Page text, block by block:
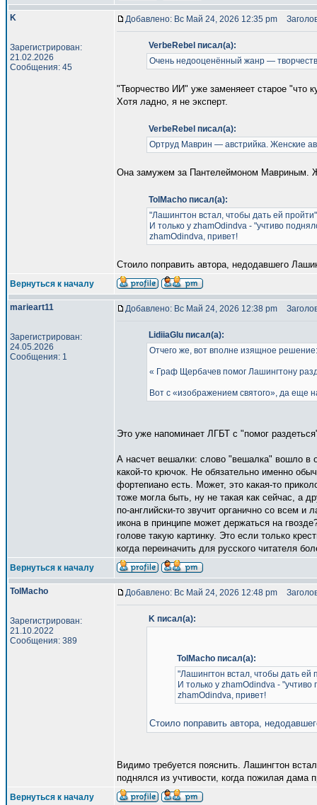
K
Зарегистрирован:
21.02.2026
Сообщения: 45
Добавлено: Вс Май 24, 2026 12:35 pm
VerbeRebel писал(а):
Очень недооценённый жанр —
"Творчество ИИ" уже заменяеет старое "что
Хотя ладно, я не эксперт.
VerbeRebel писал(а):
Ортруд Маврин — австрийка. Женские
Она замужем за Пантелеймоном Мавриным.
TolMacho писал(а):
"Лашингтон встал, чтобы дать ей
И только у zhamOdindva - "учтиво
zhamOdindva, привет!
Стоило поправить автора, недодавшего
Вернуться к началу
marieart11
Зарегистрирован:
24.05.2026
Сообщения: 1
Добавлено: Вс Май 24, 2026 12:38 pm
LidiiaGlu писал(а):
Отчего же, вот вполне изящное решение:
« Граф Щербачев помог Лашингтону
Вот с «изображением святого», да еще
Это уже напоминает ЛГБТ с "помог
А насчет вешалки: слово "вешалка" вошло в
какой-то крючок. Не обязательно именно
фортепиано есть. Может, это какая-то
тоже могла быть, ну не такая как сейчас, а
по-английски-то звучит органично со всем и
икона в принципе может держаться на
голове такую картинку. Это если только
когда переиначить для русского читателя
Вернуться к началу
TolMacho
Зарегистрирован:
21.10.2022
Сообщения: 389
Добавлено: Вс Май 24, 2026 12:48 pm
K писал(а):
TolMacho писал(а):
"Лашингтон встал, чтобы дать ей
И только у zhamOdindva - "учтиво
zhamOdindva, привет!
Стоило поправить автора,
Видимо требуется пояснить. Лашингтон
поднялся из учтивости, когда пожилая дама
Вернуться к началу